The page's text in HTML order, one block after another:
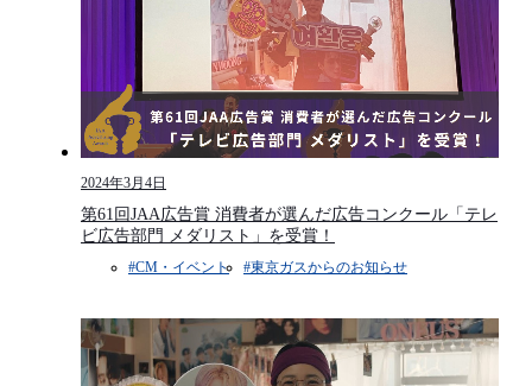
2024年3月4日
第61回JAA広告賞 消費者が選んだ広告コンクール「テレ
ビ広告部門 メダリスト」を受賞！
#CM・イベント​ #東京ガスからのお知らせ​​